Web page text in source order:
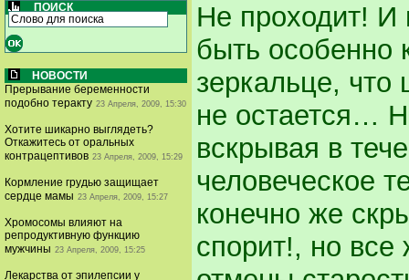
ПОИСК
НОВОСТИ
Прерывание беременности
подобно теракту 23 Апреля, 2009, 15:30
Хотите шикарно выглядеть?
Откажитесь от оральных
контрацептивов 23 Апреля, 2009, 15:29
Кормление грудью защищает
сердце мамы 23 Апреля, 2009, 15:27
Хромосомы влияют на
репродуктивную функцию
мужчины 23 Апреля, 2009, 15:25
Лекарства от эпилепсии у
Не проходит! И
быть особенно
зеркальце, что
не остается…
вскрывая в
человеческое
конечно же
спорит!, но